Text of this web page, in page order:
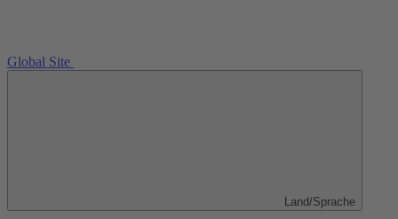
Global Site
Land/Sprache